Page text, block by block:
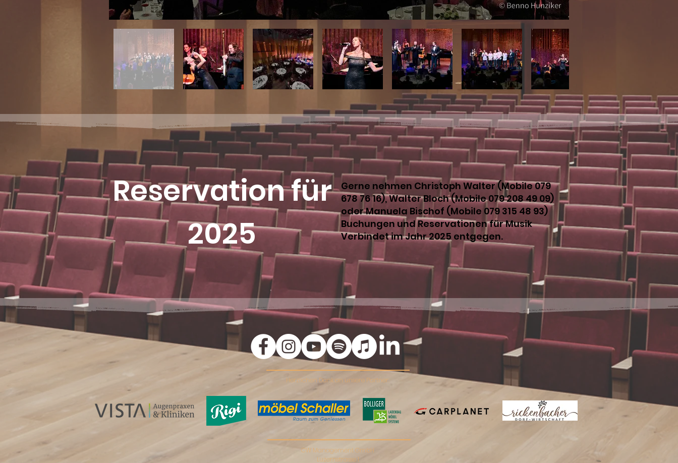
Gerne nehmen Christoph Walter (Mobile 079
678 76 16), Walter Bloch (Mobile 079 208 49 09)
oder Manuela Bischof (Mobile 079 315 48 93)
Buchungen und Reservationen für Musik
Verbindet im Jahr 2025 entgegen.
Reservation für
2025
Herzlichen Dank an unsere Partner:
CW Management GmbH
Luzernstrasse 1